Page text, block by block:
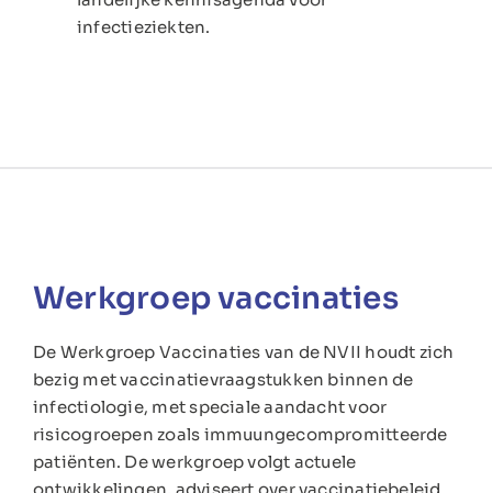
infectieziekten.
Werkgroep vaccinaties
De Werkgroep Vaccinaties van de NVII houdt zich
bezig met vaccinatievraagstukken binnen de
infectiologie, met speciale aandacht voor
risicogroepen zoals immuungecompromitteerde
patiënten. De werkgroep volgt actuele